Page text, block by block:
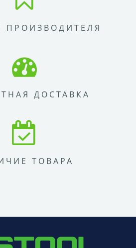
ПРОИЗВОДИТЕЛЯ
ДОСТАВКА
ТОВАРА